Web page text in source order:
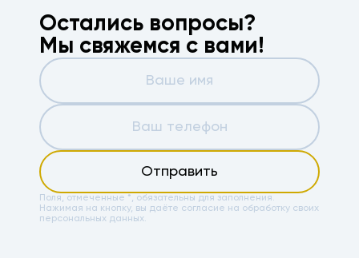
Остались вопросы?
Мы свяжемся с вами!
Отправить
Поля, отмеченные *, обязательны для заполнения.
Нажимая на кнопку, вы даёте согласие на обработку своих
персональных данных.